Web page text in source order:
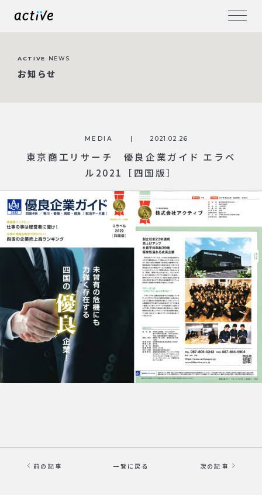
ACTIVE NEWS
お知らせ
MEDIA 2021.02.26
東京商工リサーチ 優良企業ガイド エラベ
ル2021［四国版］
前の記事 一覧に戻る 次の記事